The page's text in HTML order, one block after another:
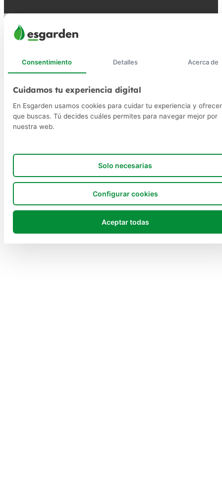
Consentimiento Detalles Acerca de
Cuidamos tu experiencia digital
En Esgarden usamos cookies para cuidar tu experiencia y
que buscas. Tú decides cuáles permites para navegar mejor por
nuestra web.
Solo necesarias
Configurar cookies
Aceptar todas